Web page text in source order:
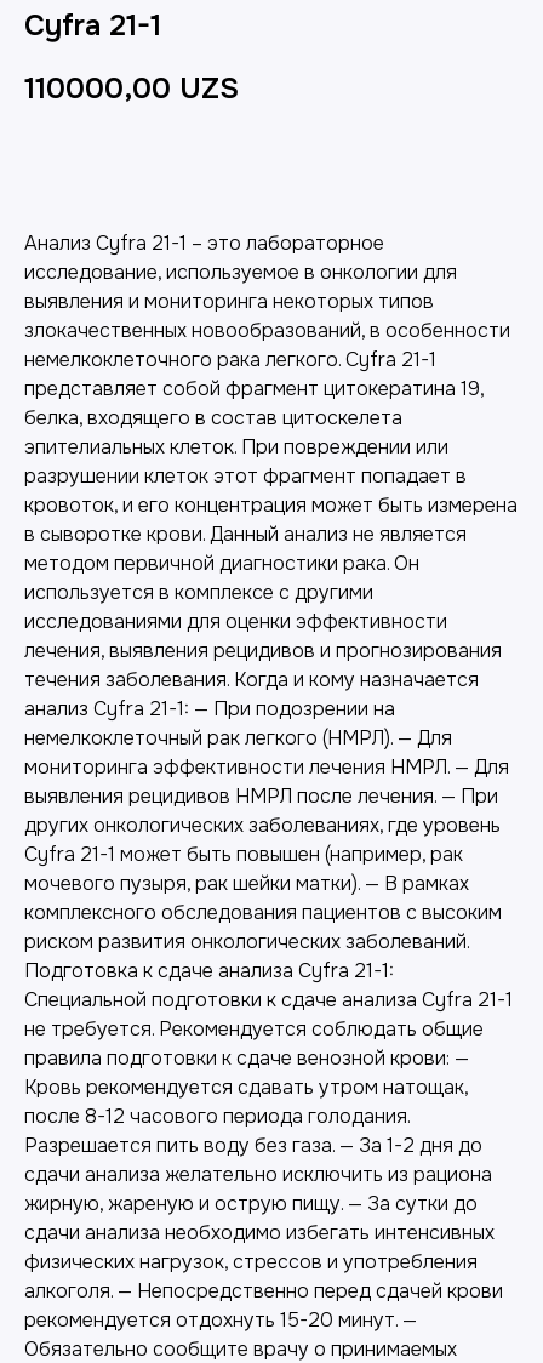
Cyfra 21-1
110000,00 UZS
Анализ Cyfra 21-1 – это лабораторное
исследование, используемое в онкологии для
выявления и мониторинга некоторых типов
злокачественных новообразований, в особенности
немелкоклеточного рака легкого. Cyfra 21-1
представляет собой фрагмент цитокератина 19,
белка, входящего в состав цитоскелета
эпителиальных клеток. При повреждении или
разрушении клеток этот фрагмент попадает в
кровоток, и его концентрация может быть измерена
в сыворотке крови. Данный анализ не является
методом первичной диагностики рака. Он
используется в комплексе с другими
исследованиями для оценки эффективности
лечения, выявления рецидивов и прогнозирования
течения заболевания. Когда и кому назначается
анализ Cyfra 21-1: — При подозрении на
немелкоклеточный рак легкого (НМРЛ). — Для
мониторинга эффективности лечения НМРЛ. — Для
выявления рецидивов НМРЛ после лечения. — При
других онкологических заболеваниях, где уровень
Cyfra 21-1 может быть повышен (например, рак
мочевого пузыря, рак шейки матки). — В рамках
комплексного обследования пациентов с высоким
риском развития онкологических заболеваний.
Подготовка к сдаче анализа Cyfra 21-1:
Специальной подготовки к сдаче анализа Cyfra 21-1
не требуется. Рекомендуется соблюдать общие
правила подготовки к сдаче венозной крови: —
Кровь рекомендуется сдавать утром натощак,
после 8-12 часового периода голодания.
Разрешается пить воду без газа. — За 1-2 дня до
сдачи анализа желательно исключить из рациона
жирную, жареную и острую пищу. — За сутки до
сдачи анализа необходимо избегать интенсивных
физических нагрузок, стрессов и употребления
алкоголя. — Непосредственно перед сдачей крови
рекомендуется отдохнуть 15-20 минут. —
Обязательно сообщите врачу о принимаемых